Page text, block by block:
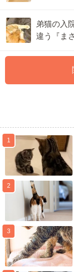
弟猫の入
違う『ま
1
2
3